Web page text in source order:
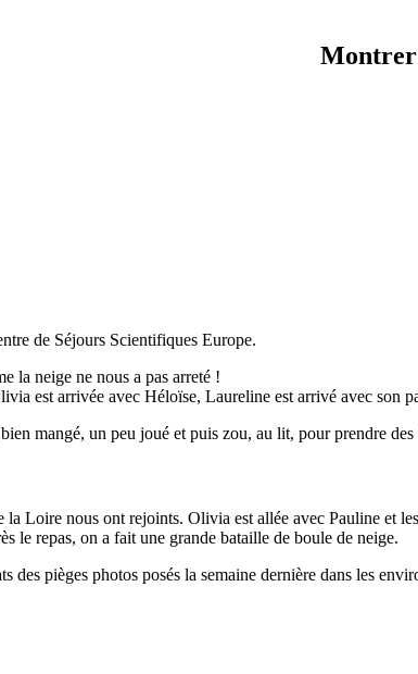
de Séjours Scientifiques Europe.
la neige ne nous a pas arreté !
est arrivée avec Héloïse, Laureline est arrivé avec son
mangé, un peu joué et puis zou, au lit, pour prendre
Loire nous ont rejoints. Olivia est allée avec Pauline et
le repas, on a fait une grande bataille de boule de neige.
des pièges photos posés la semaine dernière dans les